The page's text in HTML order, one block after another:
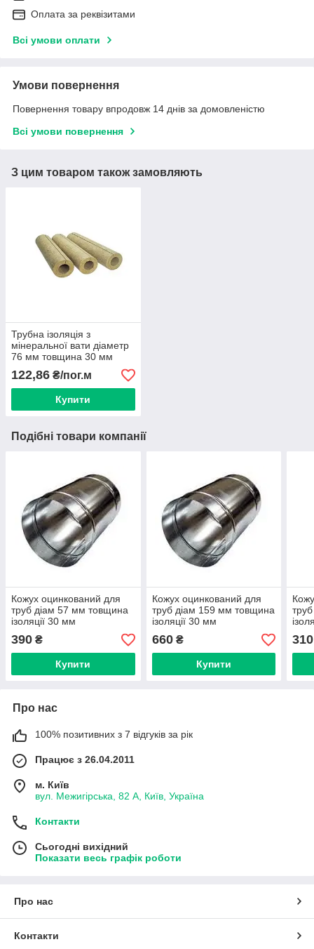
Оплата за реквізитами
Всі умови оплати
Умови повернення
Повернення товару впродовж 14 днів за домовленістю
Всі умови повернення
З цим товаром також замовляють
Трубна ізоляція з
мінеральної вати діаметр
76 мм товщина 30 мм
122,86 ₴/пог.м
Купити
Подібні товари компанії
Кожух оцинкований для
труб діам 57 мм товщина
ізоляції 30 мм
390 ₴
Купити
Кожух оцинкований для
труб діам 159 мм товщина
ізоляції 30 мм
660₴
Купити
310
Про нас
100% позитивних з 7 відгуків за рік
Працює з 26.04.2011
м. Київ
вул. Межигірська, 82 А, Київ, Україна
Контакти
Сьогодні вихідний
Показати весь графік роботи
Про нас
Контакти